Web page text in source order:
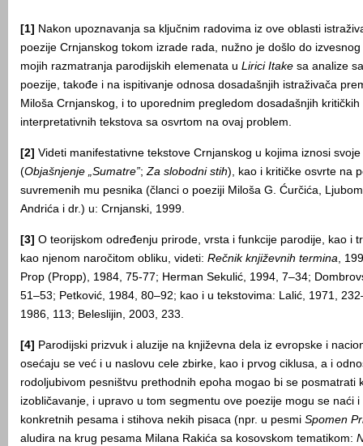
[1] Nakon upoznavanja sa ključnim radovima iz ove oblasti
poezije Crnjanskog tokom izrade rada, nužno je došlo do
mojih razmatranja parodijskih elemenata u Lirici Itake sa analize
poezije, takođe i na ispitivanje odnosa dosadašnjih istraživača
Miloša Crnjanskog, i to uporednim pregledom dosadašnjih kritičkih
interpretativnih tekstova sa osvrtom na ovaj problem.
[2] Videti manifestativne tekstove Crnjanskog u kojima iznosi
(Objašnjenje „Sumatre”;Za slobodni stih), kao i kritičke osvrte na
suvremenih mu pesnika (članci o poeziji Miloša G. Ćurčića,
Andrića i dr.) u: Crnjanski, 1999.
[3] O teorijskom određenju prirode, vrsta i funkcije parodije, kao i
kao njenom naročitom obliku, videti: Rečnik književnih termina,
Prop (Propp), 1984, 75-77; Herman Sekulić, 1994, 7–34;
51–53; Petković, 1984, 80–92; kao i u tekstovima: Lalić, 1971,
1986, 113; Beleslijin, 2003, 233.
[4] Parodijski prizvuk i aluzije na književna dela iz evropske i
osećaju se već i u naslovu cele zbirke, kao i prvog ciklusa, a i
rodoljubivom pesništvu prethodnih epoha mogao bi se posmatrati
izobličavanje, i upravo u tom segmentu ove poezije mogu se naći
konkretnih pesama i stihova nekih pisaca (npr. u pesmi Spomen
aludira na krug pesama Milana Rakića sa kosovskom tematikom: